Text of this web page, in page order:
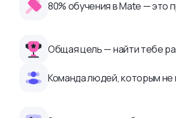
80% обучения в Mate — это
Общая цель — найти тебе
Команда людей, которым не